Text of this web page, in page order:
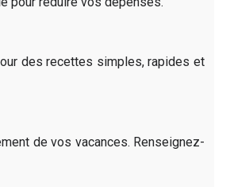
des recettes simples, rapides et
de vos vacances. Renseignez-